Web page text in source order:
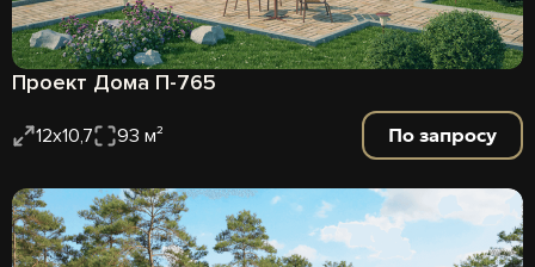
Проект Дома П-765
12х10,7 93 м² По запросу